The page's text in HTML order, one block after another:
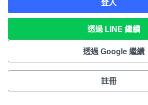
登入
透過 LINE 繼續
透過 Google 繼續
註冊